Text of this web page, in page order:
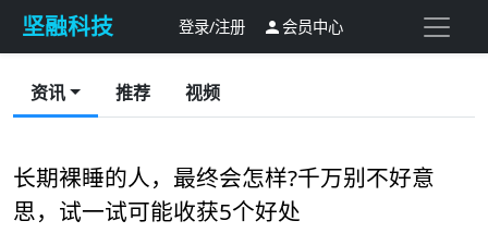
坚融科技 登录/注册 会员中心
资讯 推荐 视频
长期裸睡的人，最终会怎样?千万别不好意
思，试一试可能收获5个好处